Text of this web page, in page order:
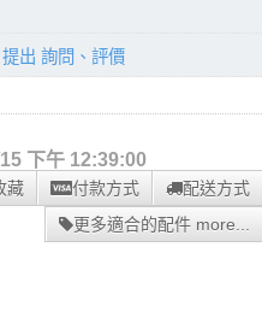
提出 詢問、評價
下午 12:39:00
藏 付款方式
配送方式
更多適合的配件 more...